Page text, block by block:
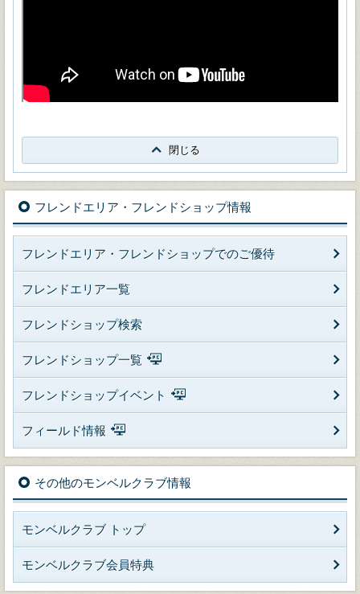
閉じる
フレンドエリア・フレンドショップ情報
フレンドエリア・フレンドショップでのご優待
フレンドエリア一覧
フレンドショップ検索
フレンドショップ一覧
フレンドショップイベント
フィールド情報
その他のモンベルクラブ情報
モンベルクラブ トップ
モンベルクラブ会員特典